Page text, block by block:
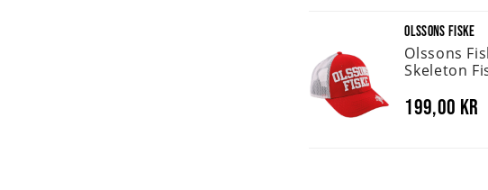
OLSSONS FISKE
Olssons
Skeleton
199,00 kr